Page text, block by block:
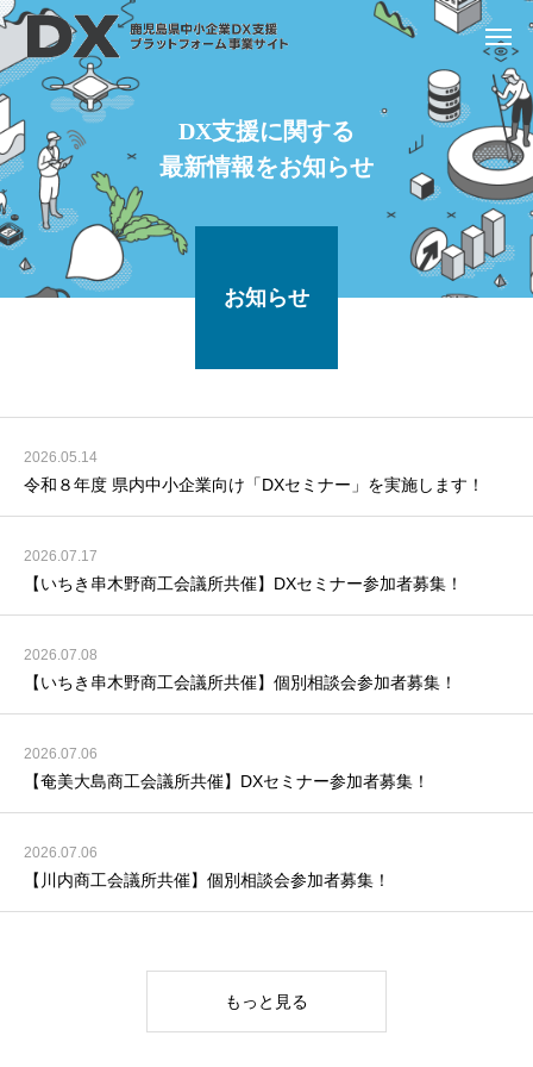
DX支援に関する
最新情報をお知らせ
お知らせ
2026.05.14
令和８年度 県内中小企業向け「DXセミナー」を実施します！
2026.07.17
【いちき串木野商工会議所共催】DXセミナー参加者募集！
2026.07.08
【いちき串木野商工会議所共催】個別相談会参加者募集！
2026.07.06
【奄美大島商工会議所共催】DXセミナー参加者募集！
2026.07.06
【川内商工会議所共催】個別相談会参加者募集！
もっと見る